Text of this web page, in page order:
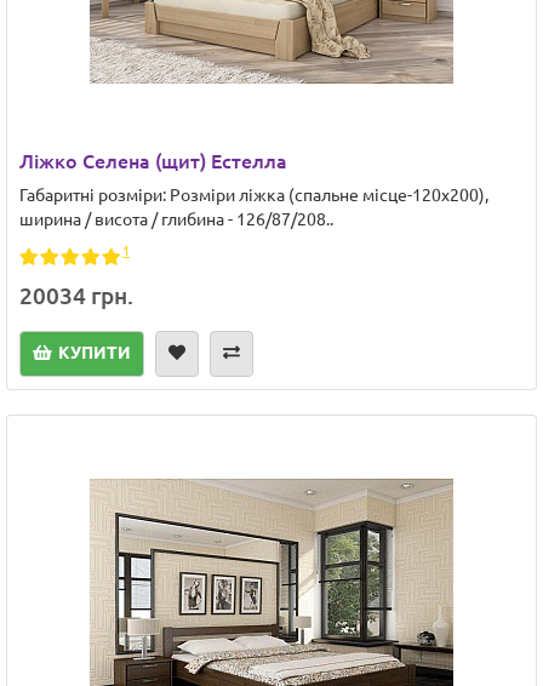
Ліжко Cелена (щит) Естелла
Габаритні розміри: Розміри ліжка (спальне місце-120х200),
ширина / висота / глибина - 126/87/208..
1
20034 грн.
КУПИТИ